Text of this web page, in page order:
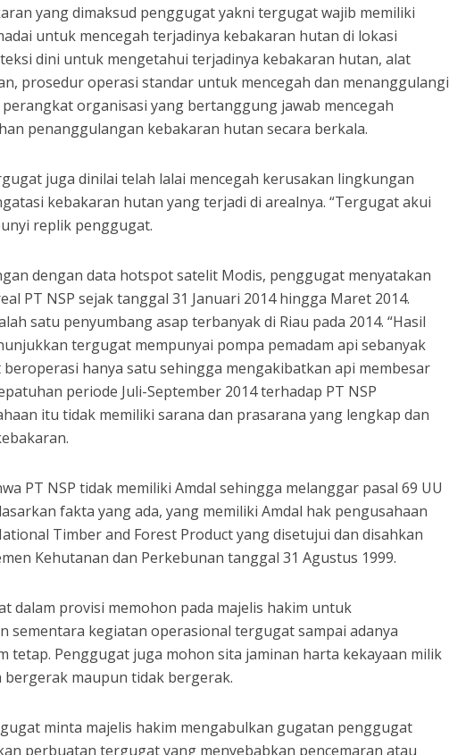
yang dimaksud penggugat yakni tergugat wajib memiliki
untuk mencegah terjadinya kebakaran hutan di lokasi
dini untuk mengetahui terjadinya kebakaran hutan, alat
prosedur operasi standar untuk mencegah dan menanggulangi
organisasi yang bertanggung jawab mencegah
penanggulangan kebakaran hutan secara berkala.
juga dinilai telah lalai mencegah kerusakan lingkungan
kebakaran hutan yang terjadi di arealnya. “Tergugat akui
replik penggugat.
dengan data hotspot satelit Modis, penggugat menyatakan
PT NSP sejak tanggal 31 Januari 2014 hingga Maret 2014.
satu penyumbang asap terbanyak di Riau pada 2014. “Hasil
tergugat mempunyai pompa pemadam api sebanyak
hanya satu sehingga mengakibatkan api membesar
periode Juli-September 2014 terhadap PT NSP
itu tidak memiliki sarana dan prasarana yang lengkap dan
PT NSP tidak memiliki Amdal sehingga melanggar pasal 69 UU
fakta yang ada, yang memiliki Amdal hak pengusahaan
Timber and Forest Product yang disetujui dan disahkan
Kehutanan dan Perkebunan tanggal 31 Agustus 1999.
dalam provisi memohon pada majelis hakim untuk
sementara kegiatan operasional tergugat sampai adanya
tetap. Penggugat juga mohon sita jaminan harta kekayaan milik
maupun tidak bergerak.
minta majelis hakim mengabulkan gugatan penggugat
perbuatan tergugat yang menyebabkan pencemaran atau